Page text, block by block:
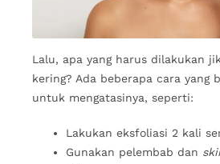
Lalu, apa yang harus dilakukan
kering? Ada beberapa cara yang
untuk mengatasinya, seperti:
Lakukan eksfoliasi 2 kali
Gunakan pelembab dan